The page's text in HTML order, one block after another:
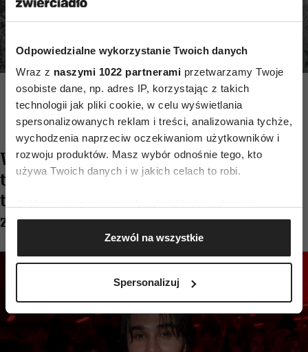
Odpowiedzialne wykorzystanie Twoich danych
Wraz z naszymi 1022 partnerami przetwarzamy Twoje
osobiste dane, np. adres IP, korzystając z takich
technologii jak pliki cookie, w celu wyświetlania
spersonalizowanych reklam i treści, analizowania tychże,
wychodzenia naprzeciw oczekiwaniom użytkowników i
rozwoju produktów. Masz wybór odnośnie tego, kto
używa Twoich danych i w jakich celach to robi.
Gromadzić dane dotyczące Twojej lokalizacji
geograficznej z dokładnością nawet do kilku metrów
Identyfikować Twoje urządzenie, aktywnie
(fingerprinting, czyli wirtualny odcisk palca)
dane są przetwarzane oraz ustaw własne preferencje w
sekcji szczegółów
. W Deklaracji plików cookie możesz
Zezwól na wszystkie
Spersonalizuj
(Fot. Spotlight. Launchmetrics/Agencja FREE)
W kolekcji Valentino znajdziemy nie
tylko torebkę à la gumowy kotek, lecz
także swetry z motywem kota
zabawki.